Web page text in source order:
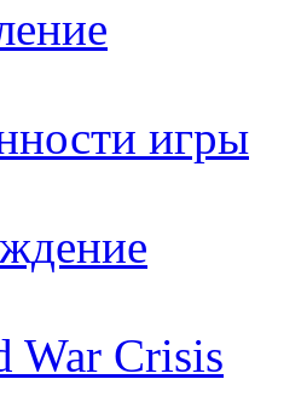
игры
War Crisis